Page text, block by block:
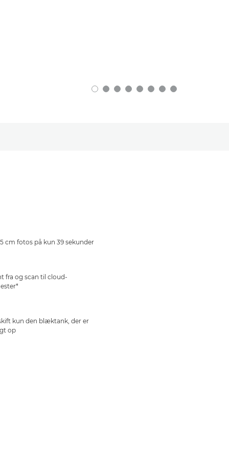
cm fotos på kun 39 sekunder
fra og scan til cloud-
kun den blæktank, der er
op